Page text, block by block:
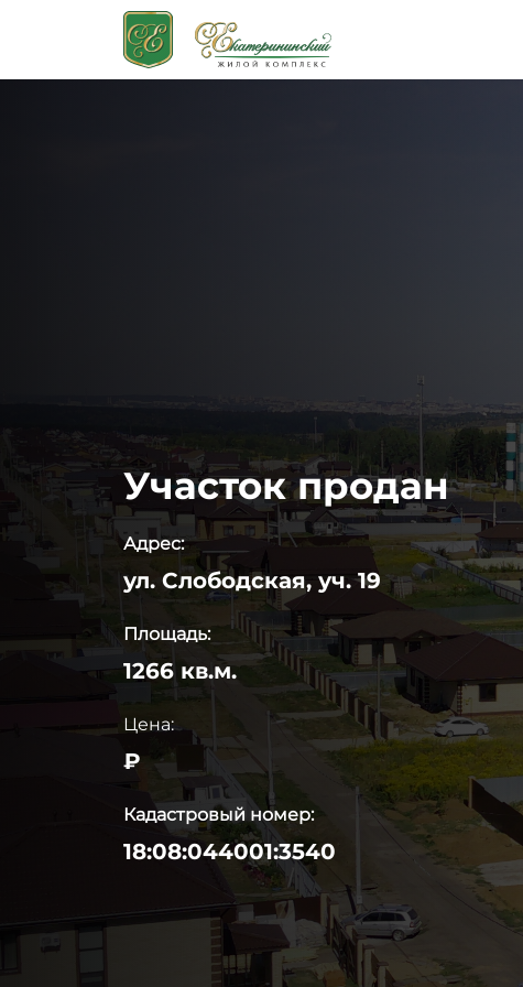
Участок продан
Адрес:
ул. Слободская, уч. 19
Площадь:
1266 кв.м.
Цена:
₽
Кадастровый номер:
18:08:044001:3540